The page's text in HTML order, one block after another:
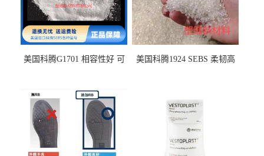
美国科腾G1701 相容性好 可
美国科腾1924 SEBS 柔韧高